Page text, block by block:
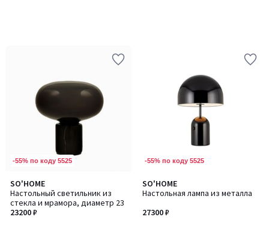
-55% по коду 5525
SO'HOME
Настольный светильник из
стекла и мрамора, диаметр 23
23200 ₽
-55% по коду 5525
SO'HOME
Настольная лампа из металла
27300 ₽